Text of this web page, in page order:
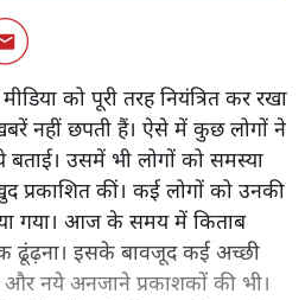
को पूरी तरह नियंत्रित कर रखा
नहीं छपती हैं। ऐसे में कुछ लोगों ने
बताई। उसमें भी लोगों को समस्या
प्रकाशित कीं। कई लोगों को उनकी
गया। आज के समय में किताब
ढूंढ़ना। इसके बावजूद कई अच्छी
और नये अनजाने प्रकाशकों की भी।